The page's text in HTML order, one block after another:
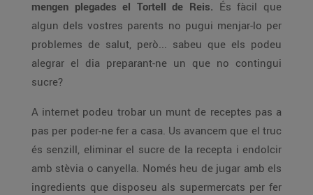
mengen plegades el Tortell de Reis. És fàcil que
algun dels vostres parents no pugui menjar-lo per
problemes de salut, però... sabeu que els podeu
alegrar el dia preparant-ne un que no contingui
sucre?
A internet podeu trobar un munt de receptes pas a
pas per poder-ne fer a casa. Us avancem que el truc
és senzill, eliminar el sucre de la recepta i endolcir
amb stèvia o canyella. Només heu de jugar amb els
ingredients que disposeu als supermercats per fer